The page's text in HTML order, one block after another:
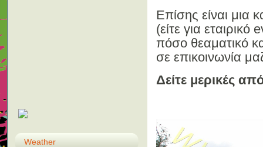
Επίσης είναι μια
(είτε για
πόσο θεαματικό
σε επικοινωνία
Δείτε μερικές
Weather